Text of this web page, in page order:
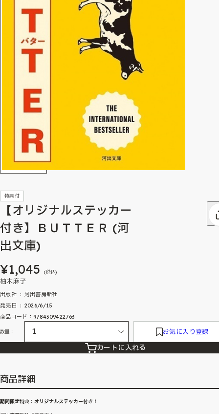
特典付
【オリジナルステッカー
付き】ＢＵＴＴＥＲ (河
出文庫)
¥1,045 (税込)
柚木麻子
出版社 ‏ : ‎ 河出書房新社
発売日 ‏ : ‎ 2026/6/15
商品コード：9784309422763
数量： お気に入り登録
カートに入れる
商品詳細
期間限定特典：オリジナルステッカー付き！